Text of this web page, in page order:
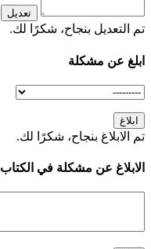
تعديل
تم التعديل بنجاح، شكرًا لك.
ابلغ عن مشكلة
ابلاغ
تم الابلاغ بنجاح، شكرًا لك.
الابلاغ عن مشكلة في الكتاب